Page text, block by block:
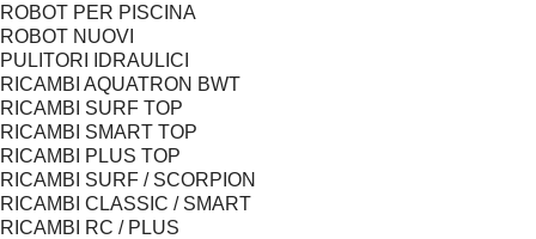
ROBOT PER PISCINA
ROBOT NUOVI
PULITORI IDRAULICI
RICAMBI AQUATRON BWT
RICAMBI SURF TOP
RICAMBI SMART TOP
RICAMBI PLUS TOP
RICAMBI SURF / SCORPION
RICAMBI CLASSIC / SMART
RICAMBI RC / PLUS